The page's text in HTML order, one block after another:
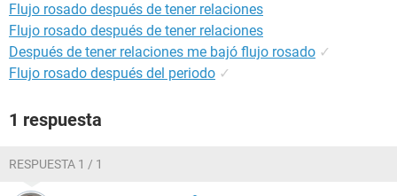
Flujo rosado después de tener relaciones
Flujo rosado después de tener relaciones
Después de tener relaciones me bajó flujo rosado ✓
Flujo rosado después del periodo ✓
1 respuesta
RESPUESTA 1 / 1